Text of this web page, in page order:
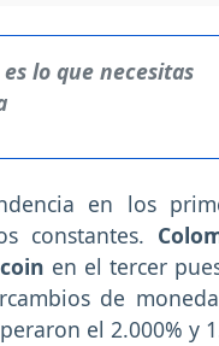
en los
constantes.
en el tercer
de
el 2.000% y